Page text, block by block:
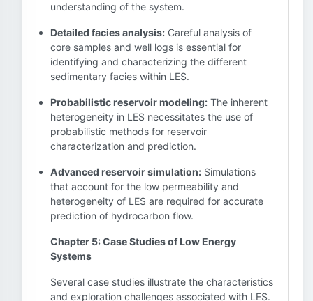
understanding of the system.
Detailed facies analysis: Careful analysis of
core samples and well logs is essential for
identifying and characterizing the different
sedimentary facies within LES.
Probabilistic reservoir modeling: The inherent
heterogeneity in LES necessitates the use of
probabilistic methods for reservoir
characterization and prediction.
Advanced reservoir simulation: Simulations
that account for the low permeability and
heterogeneity of LES are required for accurate
prediction of hydrocarbon flow.
Chapter 5: Case Studies of Low Energy
Systems
Several case studies illustrate the characteristics
and exploration challenges associated with LES.